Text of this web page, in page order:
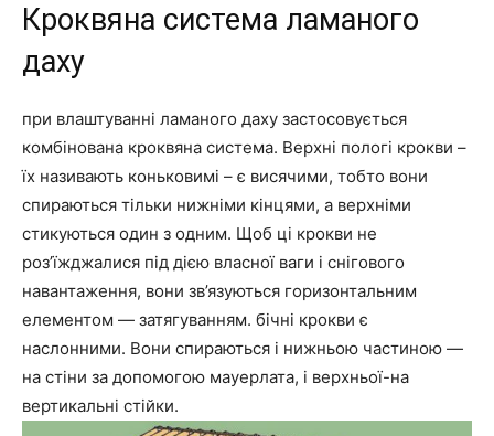
Кроквяна система ламаного
даху
при влаштуванні ламаного даху застосовується
комбінована кроквяна система. Верхні пологі крокви –
їх називають коньковимі – є висячими, тобто вони
спираються тільки нижніми кінцями, а верхніми
стикуються один з одним. Щоб ці крокви не
роз’їжджалися під дією власної ваги і снігового
навантаження, вони зв’язуються горизонтальним
елементом — затягуванням. бічні крокви є
наслонними. Вони спираються і нижньою частиною —
на стіни за допомогою мауерлата, і верхньої-на
вертикальні стійки.